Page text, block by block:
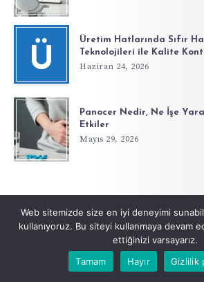
Ü
Üretim Hatlarında Sıfır
Teknolojileri ile Kalite
Haziran 24, 2026
Panocer Nedir, Ne İşe
Etkiler
Mayıs 29, 2026
Diğer Storyler
Büyük Kamyonlarla Çöp
Sonraki
Web sitemizde size en iyi deneyimi
kullanıyoruz. Bu siteyi kullanmaya devam
ettiğinizi varsayarız.
Tamam
Hayır Gizlilik